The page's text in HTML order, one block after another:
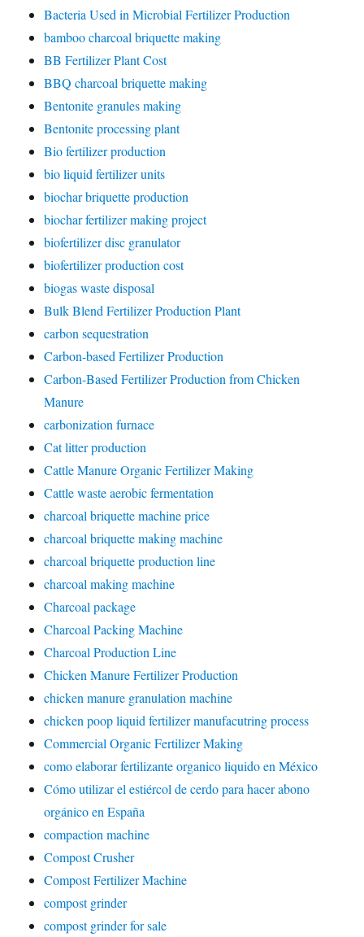
Bacteria Used in Microbial Fertilizer Production
bamboo charcoal briquette making
BB Fertilizer Plant Cost
BBQ charcoal briquette making
Bentonite granules making
Bentonite processing plant
Bio fertilizer production
bio liquid fertilizer units
biochar briquette production
biochar fertilizer making project
biofertilizer disc granulator
biofertilizer production cost
biogas waste disposal
Bulk Blend Fertilizer Production Plant
carbon sequestration
Carbon-based Fertilizer Production
Carbon-Based Fertilizer Production from Chicken
Manure
carbonization furnace
Cat litter production
Cattle Manure Organic Fertilizer Making
Cattle waste aerobic fermentation
charcoal briquette machine price
charcoal briquette making machine
charcoal briquette production line
charcoal making machine
Charcoal package
Charcoal Packing Machine
Charcoal Production Line
Chicken Manure Fertilizer Production
chicken manure granulation machine
chicken poop liquid fertilizer manufacutring process
Commercial Organic Fertilizer Making
como elaborar fertilizante organico liquido en México
Cómo utilizar el estiércol de cerdo para hacer abono
orgánico en España
compaction machine
Compost Crusher
Compost Fertilizer Machine
compost grinder
compost grinder for sale